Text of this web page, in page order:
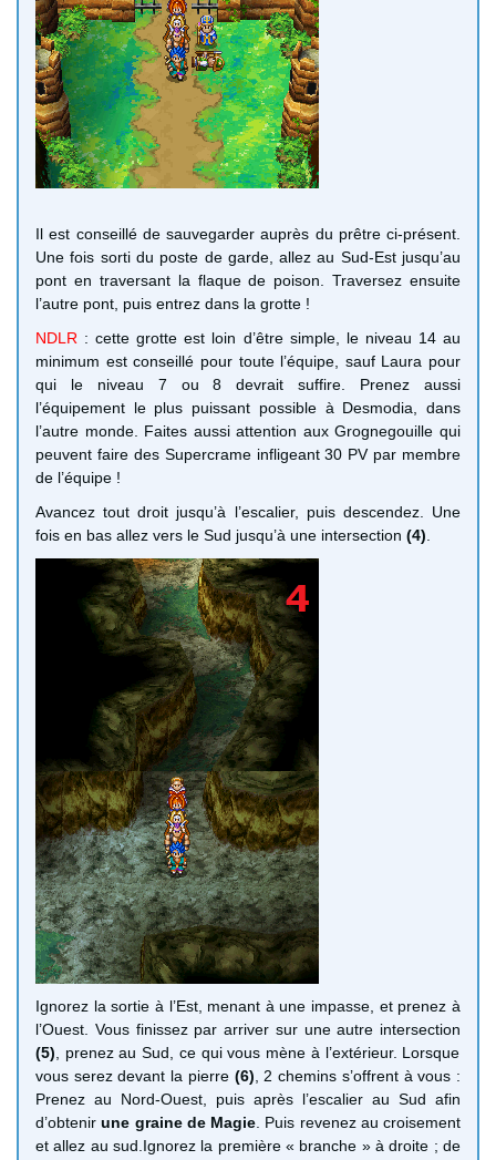
Il est conseillé de sauvegarder auprès du prêtre ci-présent.
Une fois sorti du poste de garde, allez au Sud-Est jusqu’au
pont en traversant la flaque de poison. Traversez ensuite
l’autre pont, puis entrez dans la grotte !
NDLR : cette grotte est loin d’être simple, le niveau 14 au
minimum est conseillé pour toute l’équipe, sauf Laura pour
qui le niveau 7 ou 8 devrait suffire. Prenez aussi
l’équipement le plus puissant possible à Desmodia, dans
l’autre monde. Faites aussi attention aux Grognegouille qui
peuvent faire des Supercrame infligeant 30 PV par membre
de l’équipe !
Avancez tout droit jusqu’à l’escalier, puis descendez. Une
fois en bas allez vers le Sud jusqu’à une intersection (4)
Ignorez la sortie à l’Est, menant à une impasse, et prenez à
l’Ouest. Vous finissez par arriver sur une autre intersection
(5) , prenez au Sud, ce qui vous mène à l’extérieur. Lorsque
vous serez devant la pierre(6) , 2 chemins s’offrent à vous :
Prenez au Nord-Ouest, puis après l’escalier au Sud afin
d’obtenir une graine de Magie . Puis revenez au croisement
et allez au sud.Ignorez la première « branche » à droite ; de